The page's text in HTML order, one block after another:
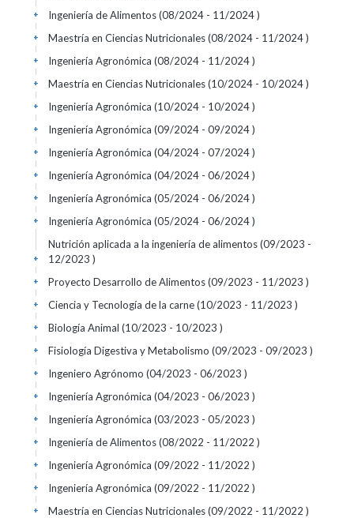
Ingeniería de Alimentos (08/2024 - 11/2024 )
+
Maestría en Ciencias Nutricionales (08/2024 - 11/2024 )
+
Ingeniería Agronómica (08/2024 - 11/2024 )
+
Maestría en Ciencias Nutricionales (10/2024 - 10/2024 )
+
Ingeniería Agronómica (10/2024 - 10/2024 )
+
Ingeniería Agronómica (09/2024 - 09/2024 )
+
Ingeniería Agronómica (04/2024 - 07/2024 )
+
Ingeniería Agronómica (04/2024 - 06/2024 )
+
Ingeniería Agronómica (05/2024 - 06/2024 )
+
Ingeniería Agronómica (05/2024 - 06/2024 )
+
Nutrición aplicada a la ingeniería de alimentos (09/2023 -
12/2023 )
+
Proyecto Desarrollo de Alimentos (09/2023 - 11/2023 )
+
Ciencia y Tecnología de la carne (10/2023 - 11/2023 )
+
Biología Animal (10/2023 - 10/2023 )
+
Fisiología Digestiva y Metabolismo (09/2023 - 09/2023 )
+
Ingeniero Agrónomo (04/2023 - 06/2023 )
+
Ingeniería Agronómica (04/2023 - 06/2023 )
+
Ingeniería Agronómica (03/2023 - 05/2023 )
+
Ingeniería de Alimentos (08/2022 - 11/2022 )
+
Ingeniería Agronómica (09/2022 - 11/2022 )
+
Ingeniería Agronómica (09/2022 - 11/2022 )
+
Maestría en Ciencias Nutricionales (09/2022 - 11/2022 )
+